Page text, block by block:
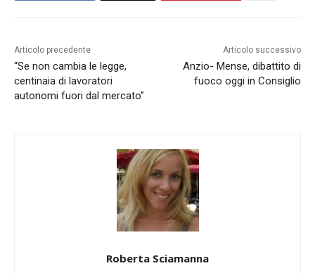
Articolo precedente
“Se non cambia le legge,
centinaia di lavoratori
autonomi fuori dal mercato”
Articolo successivo
Anzio- Mense, dibattito di
fuoco oggi in Consiglio
Roberta Sciamanna